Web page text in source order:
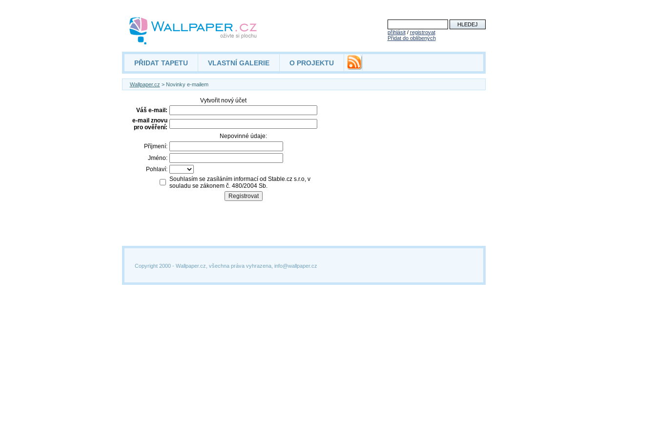
přihlásit/ registrovat
Přidat do oblíbených
PŘIDAT TAPETU VLASTNÍ GALERIE O PROJEKTU
Wallpaper.cz > Novinky e-mailem
Copyright 2000 - Wallpaper.cz, všechna práva vyhrazena, info@wallpaper.cz